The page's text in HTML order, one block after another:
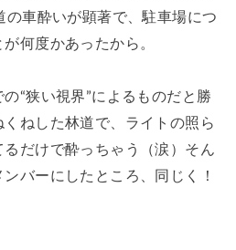
の車酔いが顕著で、駐車場につ
何度かあったから。
“狭い視界”によるものだと勝
ねした林道で、ライトの照ら
だけで酔っちゃう（涙）そん
バーにしたところ、同じく！